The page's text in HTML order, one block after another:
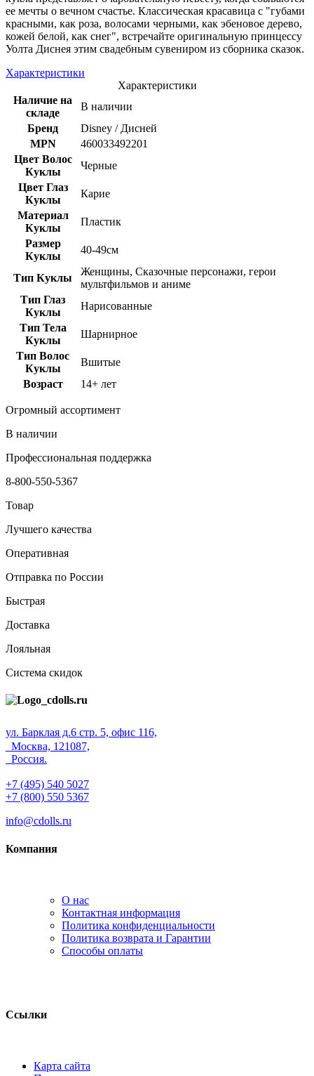
ее мечты о вечном счастье. Классическая красавица с "губами
красными, как роза, волосами черными, как эбеновое дерево,
кожей белой, как снег", встречайте оригинальную принцессу
Уолта Диснея этим свадебным сувениром из сборника сказок.
Характеристики
Характеристики
Наличие на
складе
В наличии
Бренд
Disney / Дисней
MPN
460033492201
Цвет Волос
Куклы
Черные
Цвет Глаз
Куклы
Карие
Материал
Куклы
Пластик
Размер
Куклы
40-49см
Тип Куклы
Женщины, Сказочные персонажи, герои
мультфильмов и аниме
Тип Глаз
Куклы
Нарисованные
Тип Тела
Куклы
Шарнирное
Тип Волос
Куклы
Вшитые
Возраст
14+ лет
Огромный ассортимент
В наличии
Профессиональная поддержка
8-800-550-5367
Товар
Лучшего качества
Оперативная
Отправка по России
Быстрая
Доставка
Лояльная
Система скидок
ул. Барклая д.6 стр. 5, офис 116,
Москва, 121087,
Россия.
+7 (495) 540 5027
+7 (800) 550 5367
info@cdolls.ru
Компания
О нас
Контактная информация
Политика конфиденциальности
Политика возврата и Гарантии
Способы оплаты
Ссылки
Карта сайта